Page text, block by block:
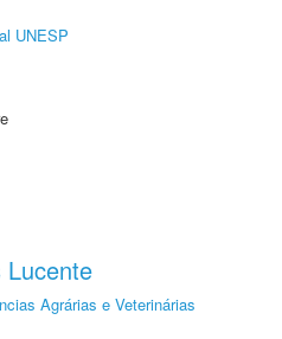
UNESP
Lucente
Agrárias e Veterinárias